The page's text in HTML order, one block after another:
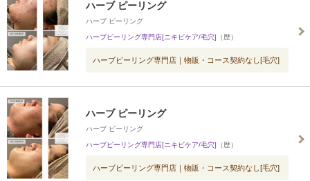
ハーブ ピーリング
ハーブ ピーリング
ハーブピーリング専門店[ニキビケア/毛穴] （歴）
ハーブピーリング専門店｜物販・コース契約なし[毛穴]
ハーブ ピーリング
ハーブ ピーリング
ハーブピーリング専門店[ニキビケア/毛穴] （歴）
ハーブピーリング専門店｜物販・コース契約なし[毛穴]